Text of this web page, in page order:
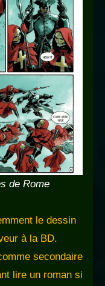
de Rome
le dessin
à la BD.
secondaire
lire un roman si